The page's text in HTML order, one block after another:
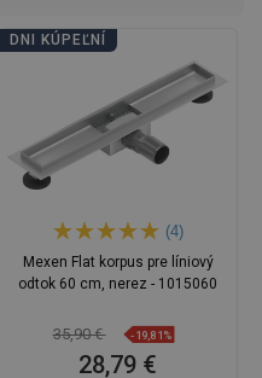
DNI KÚPEĽNÍ
(4)
Mexen Flat korpus pre líniový
odtok 60 cm, nerez - 1015060
35,90 € -19,81%
28,79 €